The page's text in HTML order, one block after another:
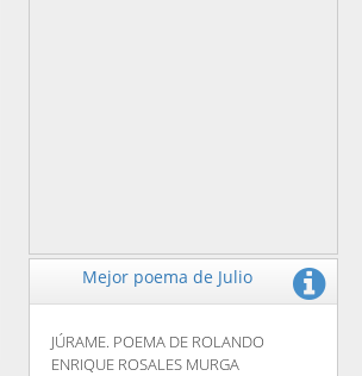
Mejor poema de Julio
JÚRAME. POEMA DE ROLANDO
ENRIQUE ROSALES MURGA